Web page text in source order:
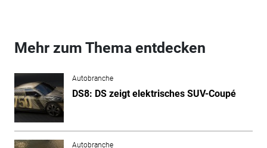
Mehr zum Thema entdecken
Autobranche
DS8: DS zeigt elektrisches SUV-Coupé
Autobranche